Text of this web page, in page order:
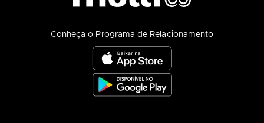
Conheça o Programa de Relacionamento